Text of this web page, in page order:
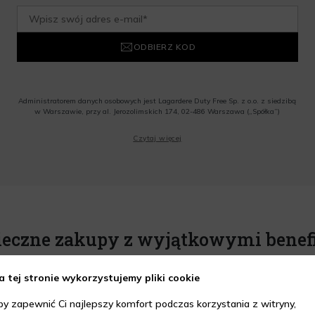
ODBIERZ KOD
Administratorem danych osobowych jest Lagardere Duty Free Sp. z o.o. z siedzibą
w Warszawie, przy al. Jerozolimskich 174, 02-486 Warszawa („Spółka”)
o.o. informacji handlowych, w tym newslettera, informacji o promocjach i
Czytaj więcej
zakupy z wyjątkowymi
tej stronie wykorzystujemy pliki cookie
zapewnić Ci najlepszy komfort podczas korzystania z witryny,